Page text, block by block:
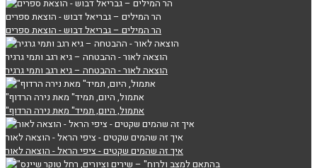
הר המילים – גבריאל דבוש - הוצאת ספרים
הר המילים – גבריאל דבוש - הוצאת ספרים
הוצאה לאור - ההבטחה – גיא רגב ותמי גרגיר
הוצאה לאור - ההבטחה – גיא רגב ותמי גרגיר
"אתמול, היום, תמיד" מאת נירה הרדוף
"אתמול, היום, תמיד" מאת נירה הרדוף
איך זה שהמים שקטים - ציפי הראל - הוצאה לאור
איך זה שהמים שקטים - ציפי הראל - הוצאה לאור